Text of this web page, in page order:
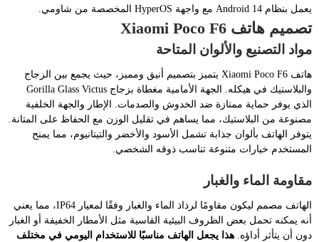
يعمل بنظام Android 14 مع واجهة HyperOS المخصصة من شاومي.
تصميم هاتف Xiaomi Poco F6
مواد التصنيع والألوان المتاحة
هاتف Xiaomi Poco F6 يتميز بتصميم أنيق ومميز، حيث يجمع بين الزجاج
والبلاستيك في هيكله. الجهة الأمامية مغطاة بزجاج Gorilla Glass Victus
الذي يوفر حماية ممتازة ضد الخدوش والصدمات. الإطار والجهة الخلفية
مصنوعة من البلاستيك، مما يساهم في تقليل الوزن مع الحفاظ على المتانة.
يتوفر الهاتف بألوان جذابة تشمل الأسود والأخضر والتيتانيوم، مما يمنح
المستخدم خيارات متنوعة تناسب ذوقه الشخصي.
مقاومة الماء والغبار
الهاتف مصمم ليكون مقاومًا لرذاذ الماء والغبار وفقًا لمعيار IP64، مما يعني
أنه يمكنه تحمل بعض الظروف البيئية القاسية مثل الأمطار الخفيفة أو الغبار
دون أن يتأثر أداؤه. هذا يجعل الهاتف مناسبًا للاستخدام اليومي في مختلف